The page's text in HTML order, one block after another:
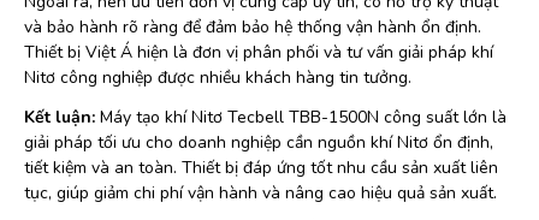
và bảo hành rõ ràng để đảm bảo hệ thống vận hành ổn định.
Thiết bị Việt Á hiện là đơn vị phân phối và tư vấn giải pháp khí
Nitơ công nghiệp được nhiều khách hàng tin tưởng.
Kết luận: Máy tạo khí Nitơ Tecbell TBB-1500N công suất lớn là
giải pháp tối ưu cho doanh nghiệp cần nguồn khí Nitơ ổn định,
tiết kiệm và an toàn. Thiết bị đáp ứng tốt nhu cầu sản xuất liên
tục, giúp giảm chi phí vận hành và nâng cao hiệu quả sản xuất.